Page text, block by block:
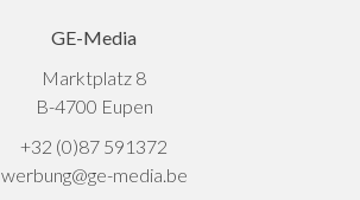
GE-Media
Marktplatz 8
B-4700 Eupen
+32 (0)87 591372
werbung@ge-media.be